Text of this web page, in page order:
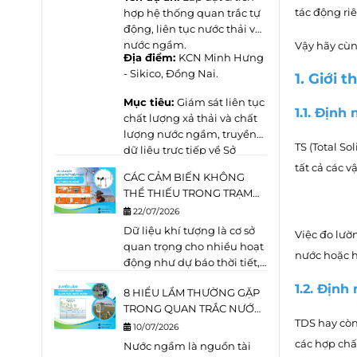
tác động
Vậy hãy
1. Giới
1.1. Định
TS (Total
tất cả các
Việc đo
nước hoặc
1.2. Định
TDS hay
các hợp
nước. Mặc dù đều là các
công trình khai thác vào
tầng chứa nước dưới
đất,giếng khai
thác và giếng quan
đích hoàn toàn khác nhau.
hợp hệ thống quan trắc tự
động, liên tục nước thải và
nước ngầm.
Địa điểm: KCN Minh Hưng
- Sikico, Đồng Nai.
Mục tiêu: Giám sát liên tục
chất lượng xả thải và chất
lượng nước ngầm, truyền
dữ liệu trực tiếp về Sở
trường theo đúng quy định
pháp luật.
CÁC CẢM BIẾN KHÔNG
THỂ THIẾU TRONG TRẠM
KHÍ TƯỢNG TỰ ĐỘNG
(AWS)
22/07/2026
Dữ liệu khí tượng là cơ sở
quan trọng cho nhiều hoạt
động như dự báo thời tiết,
cảnh báo thiên tai, vận
hành nhà máy điện gió,
điện mặt trời, nông nghiệp
thông minh và quan trắc
8 HIỂU LẦM THƯỜNG GẶP
TRONG QUAN TRẮC NƯỚC
NGẦM
10/07/2026
Nước ngầm là nguồn tài